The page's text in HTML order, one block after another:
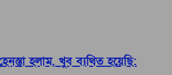
হলাম, খুব ব্যথিত হয়েছি: